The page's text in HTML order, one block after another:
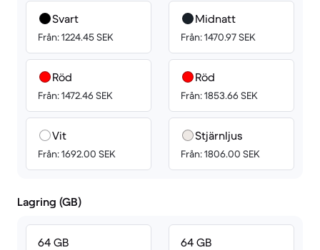
Svart
Från: 1224.45 SEK
Röd
Från: 1472.46 SEK
Vit
Från: 1692.00 SEK
Midnatt
Från: 1470.97 SEK
Röd
Från: 1853.66 SEK
Stjärnljus
Från: 1806.00 SEK
Lagring (GB)
64 GB 64 GB